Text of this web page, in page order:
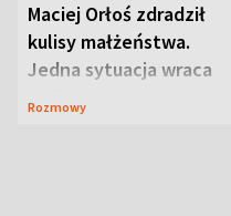
Maciej Orłoś zdradził
kulisy małżeństwa.
Jedna sytuacja wraca
jak bumerang
Rozmowy